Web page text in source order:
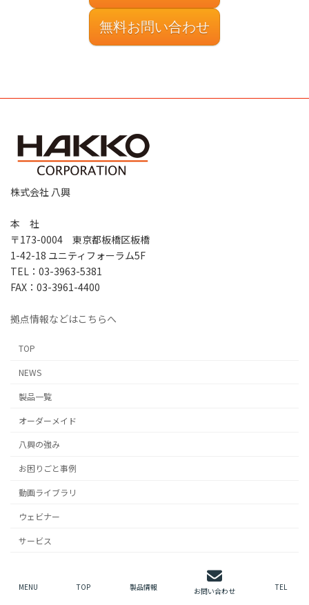
無料お問い合わせ
株式会社 八興
本 社
〒173-0004 東京都板橋区板橋
1-42-18 ユニティフォーラム5F
TEL：03-3963-5381
FAX：03-3961-4400
拠点情報などはこちらへ
TOP
NEWS
製品一覧
オーダーメイド
八興の強み
お困りごと事例
動画ライブラリ
ウェビナー
サービス
企業情報
MENU TOP 製品情報 お問い合わせ TEL